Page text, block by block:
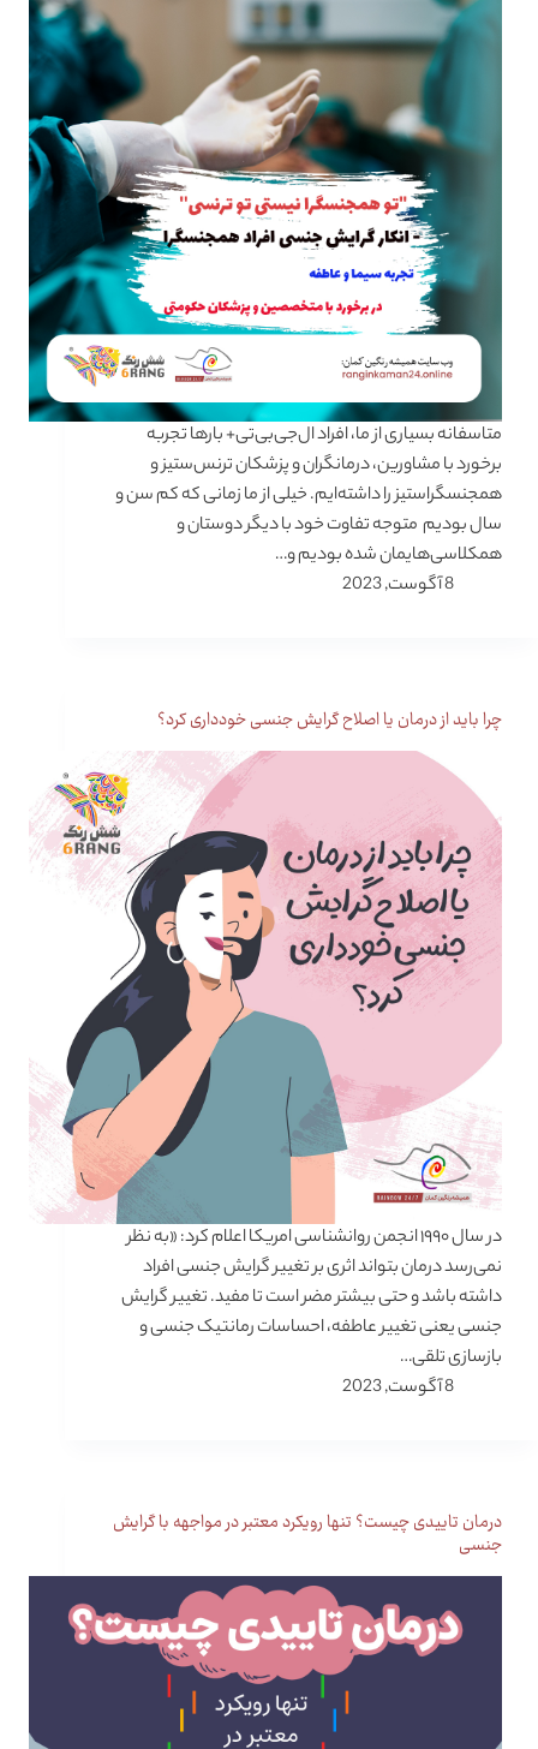
متاسفانه بسیاری از ما، افراد ال‌جی‌بی‌تی‌+ بارها تجربه
برخورد با مشاورین، درمانگران و پزشکان ترنس‌ستیز و
همجنسگرا‌ستیز را داشته‌ایم. خیلی از ما زمانی که کم سن و
سال بودیم متوجه تفاوت خود با دیگر دوستان و
همکلاسی‌هایمان شده بودیم و…
8 آگوست, 2023
چرا باید از درمان یا اصلاح گرایش جنسی خودداری کرد؟
در سال ۱۹۹۰ انجمن روانشناسی امریکا اعلام کرد: «به نظر
نمی‌رسد درمان بتواند اثری بر تغییر گرایش جنسی افراد
داشته باشد و حتی بیشتر مضر است تا مفید. تغییر گرایش
جنسی یعنی تغییر عاطفه، احساسات رمانتیک جنسی و
بازسازی تلقی…
8 آگوست, 2023
درمان تاییدی چیست؟ تنها رویکرد معتبر در مواجهه با گرایش
جنسی